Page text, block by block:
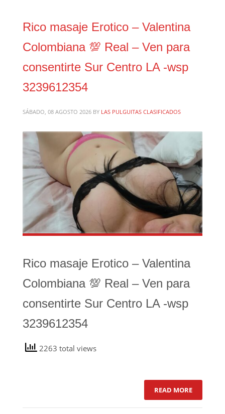
Rico masaje Erotico – Valentina
Colombiana 💯 Real – Ven para
consentirte Sur Centro LA -wsp
3239612354
SÁBADO, 08 AGOSTO 2026 BY LAS PULGUITAS CLASIFICADOS
Rico masaje Erotico – Valentina
Colombiana 💯 Real – Ven para
consentirte Sur Centro LA -wsp
3239612354
2263 total views
READ MORE